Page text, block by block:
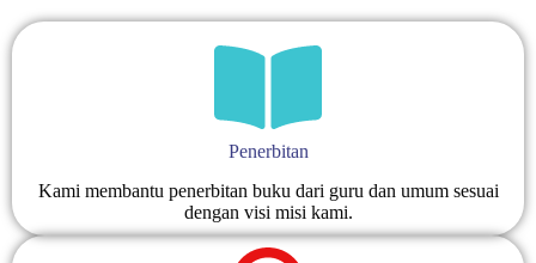
Penerbitan
Kami membantu penerbitan buku dari guru dan umum sesuai
dengan visi misi kami.